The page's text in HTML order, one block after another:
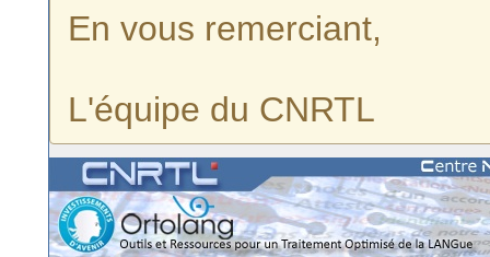
En vous remerciant,
L'équipe du CNRTL